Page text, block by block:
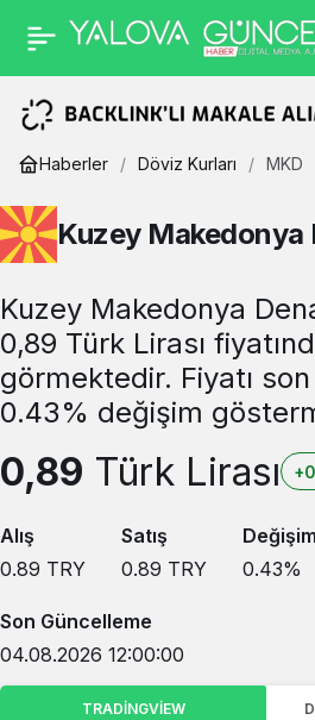
Haberler Döviz Kurları MKD
Kuzey Makedonya
Kuzey Makedonya
0,89 Türk Lirası
görmektedir. Fiyatı
0.43% değişim
0,89 Türk Lirası
Alış
0.89 TRY
Satış
0.89 TRY
Değişim
0.43%
Son Güncelleme
04.08.2026 12:00:00
TRADINGVIEW